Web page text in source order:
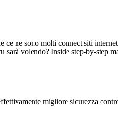
ne sono molti connect siti
sarà volendo? Inside step-by-
migliore sicurezza